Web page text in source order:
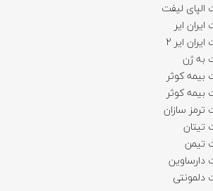
لیفت
ایر
ایر 2
به ژن
کوثر
کوثر
سازان
تیتان
تیمن